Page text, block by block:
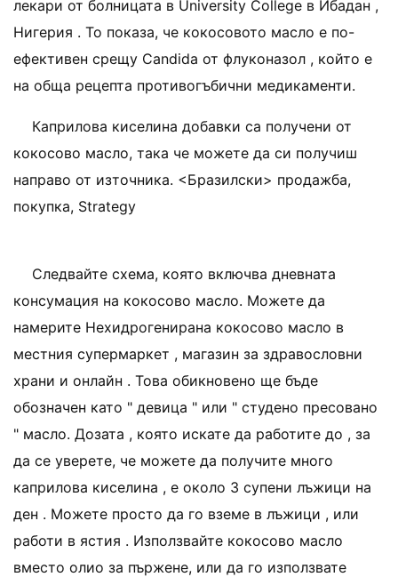
лекари от болницата в University College в Ибадан ,
Нигерия . То показа, че кокосовото масло е по-
ефективен срещу Candida от флуконазол , който е
на обща рецепта противогъбични медикаменти.
Каприлова киселина добавки са получени от
кокосово масло, така че можете да си получиш
направо от източника. <Бразилски> продажба,
покупка, Strategy
Следвайте схема, която включва дневната
консумация на кокосово масло. Можете да
намерите Нехидрогенирана кокосово масло в
местния супермаркет , магазин за здравословни
храни и онлайн . Това обикновено ще бъде
обозначен като " девица " или " студено пресовано
" масло. Дозата , която искате да работите до , за
да се уверете, че можете да получите много
каприлова киселина , е около 3 супени лъжици на
ден . Можете просто да го вземе в лъжици , или
работи в ястия . Използвайте кокосово масло
вместо олио за пържене, или да го използвате